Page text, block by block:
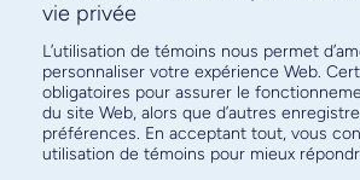
Abonnez-vous à notre
pour connaître
vie privée
L’utilisation de témoins nous permet
personnaliser votre expérience Web.
obligatoires pour assurer le
du site Web, alors que d’autres
préférences. En acceptant tout, vous
utilisation de témoins pour mieux